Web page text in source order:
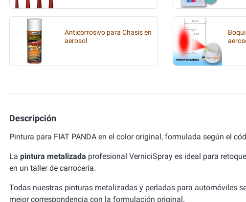
Anticorrosivo para Chasis en
aerosol
Descripción
Pintura para FIAT PANDA en el color original, formulada según el
La pintura metalizada profesional VerniciSpray es ideal para
en un taller de carrocería.
Todas nuestras pinturas metalizadas y perladas para automóviles
mejor correspondencia con la formulación original.